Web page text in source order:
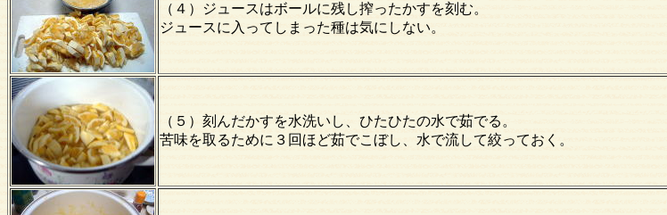
（４）ジュースはボールに残し搾ったかすを刻む。
ジュースに入ってしまった種は気にしない。
（５）刻んだかすを水洗いし、ひたひたの水で茹でる。
苦味を取るために３回ほど茹でこぼし、水で流して絞っておく。